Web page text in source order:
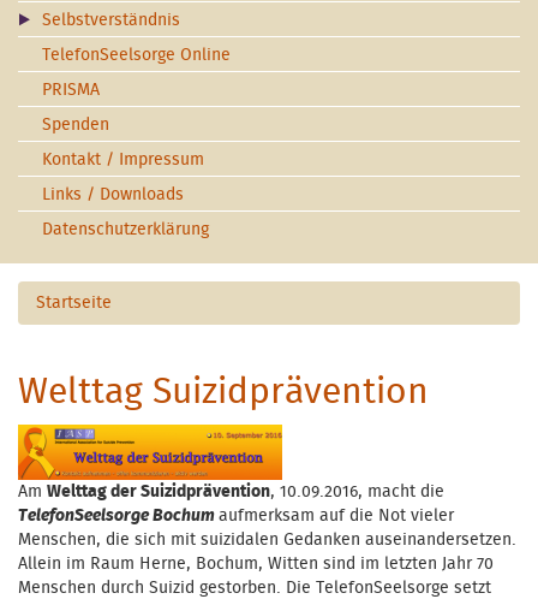
Selbstverständnis
TelefonSeelsorge Online
PRISMA
Spenden
Kontakt / Impressum
Links / Downloads
Datenschutzerklärung
Startseite
Welttag Suizidprävention
Am Welttag der Suizidprävention, 10.09.2016, macht die
TelefonSeelsorge Bochum aufmerksam auf die Not vieler
Menschen, die sich mit suizidalen Gedanken auseinandersetzen.
Allein im Raum Herne, Bochum, Witten sind im letzten Jahr 70
Menschen durch Suizid gestorben. Die TelefonSeelsorge setzt